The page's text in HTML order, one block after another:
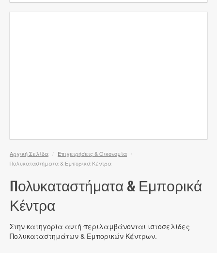
Αρχική Σελίδα / Επιχειρήσεις & Οικονομία /
Πολυκαταστήματα & Εμπορικά Κέντρα
Πολυκαταστήματα & Εμπορικά
Κέντρα
Στην κατηγορία αυτή περιλαμβάνονται ιστοσελίδες
Πολυκαταστημάτων & Εμπορικών Κέντρων.